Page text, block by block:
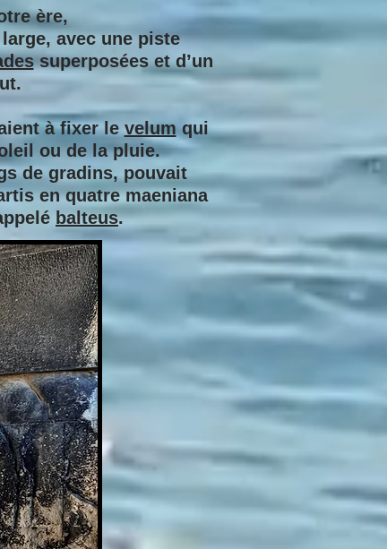
ère,
avec une piste
superposées et d’un
à fixer le velumqui
ou de la pluie.
de gradins, pouvait
en quatre maeniana
balteus.